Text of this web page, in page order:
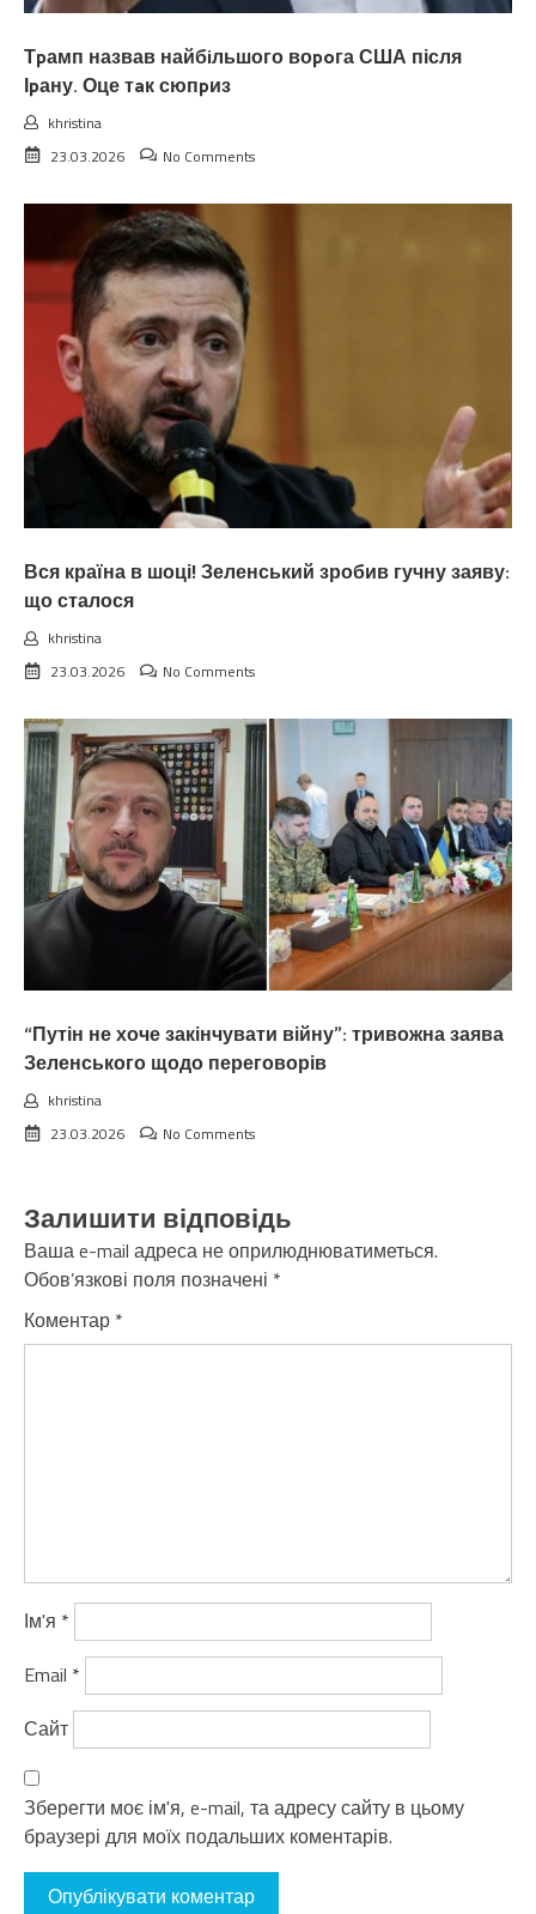
Тpамп назвав найбiльшого воpoга США після
Іpану. Оце тaк сюпpиз
khristina
23.03.2026
No Comments
Вся країна в шоці! Зеленський зробив гучну заяву:
що сталося
khristina
23.03.2026
No Comments
“Путін не хоче закінчувати війну”: тривожна заява
Зеленського щодо переговорів
khristina
23.03.2026
No Comments
Залишити відповідь
Ваша e-mail адреса не оприлюднюватиметься.
Обов’язкові поля позначені *
Коментар *
Ім'я *
Email *
Сайт
Зберегти моє ім'я, e-mail, та адресу сайту в цьому
браузері для моїх подальших коментарів.